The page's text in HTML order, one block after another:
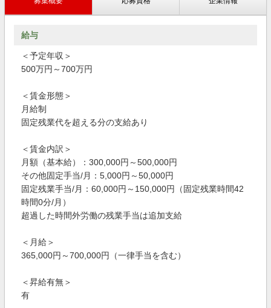
給与
＜予定年収＞
500万円～700万円
＜賃金形態＞
月給制
固定残業代を超える分の支給あり
＜賃金内訳＞
月額（基本給）：300,000円～500,000円
その他固定手当/月：5,000円～50,000円
固定残業手当/月：60,000円～150,000円（固定残業時間42
時間0分/月）
超過した時間外労働の残業手当は追加支給
＜月給＞
365,000円～700,000円（一律手当を含む）
＜昇給有無＞
有